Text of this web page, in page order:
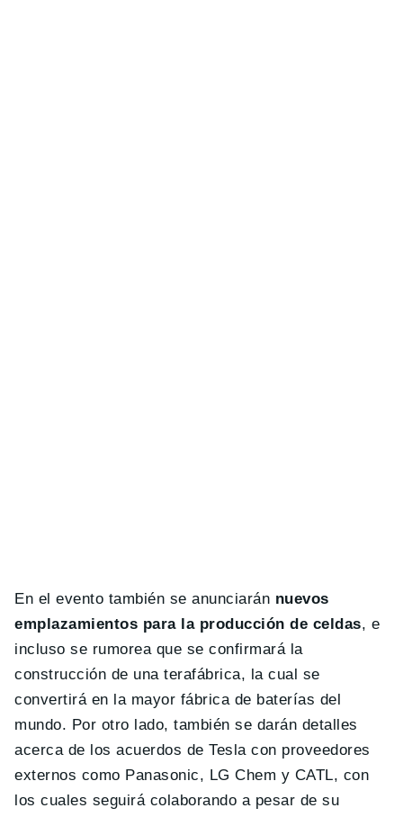
En el evento también se anunciarán nuevos
emplazamientos para la producción de celdas, e
incluso se rumorea que se confirmará la
construcción de una terafábrica, la cual se
convertirá en la mayor fábrica de baterías del
mundo. Por otro lado, también se darán detalles
acerca de los acuerdos de Tesla con proveedores
externos como Panasonic, LG Chem y CATL, con
los cuales seguirá colaborando a pesar de su